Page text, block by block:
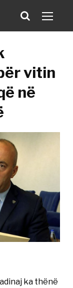
vitin
në
ka thënë